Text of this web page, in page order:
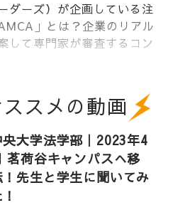
ダーズ）が企画している注
」とは？企業のリアル
して専門家が審査するコン
てプロ意識に触れる貴重な
可能。2024年度は71チーム
高い8チームにしぼられ最
るAMCA最終審査の結果
スメの動画
央大学法学部｜2023年4
茗荷谷キャンパスへ移
！先生と学生に聞いてみ